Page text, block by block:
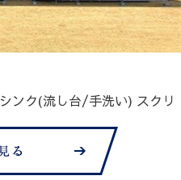
シンク(流し台/手洗い) スクリ